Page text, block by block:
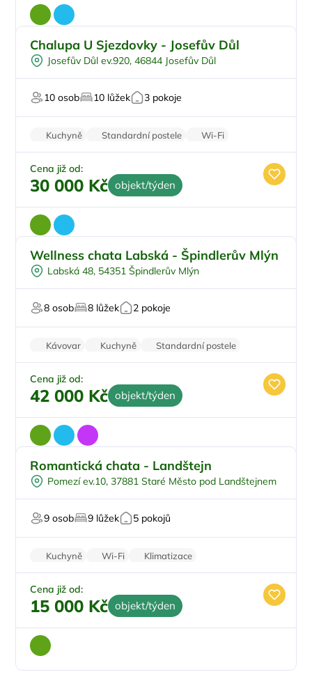
Pro cyklisty
U sjezdovky
Chalupa U Sjezdovky - Josefův Důl
Josefův Důl ev.920, 46844 Josefův Důl
10 osob 10 lůžek 3 pokoje
Kuchyně Standardní postele
Wi-Fi
Koupelna
Parkování zdarma
Cena již od:
30 000 Kč objekt/týden
Vnitřní bazén
Sauna
U lyžařského střediska
Wellness chata Labská - Špindlerův Mlýn
Labská 48, 54351 Špindlerův Mlýn
8 osob 8 lůžek 2 pokoje
Kávovar Kuchyně
Standardní postele
Wi-Fi
Pračka
Cena již od:
42 000 Kč objekt/týden
Na samotě
Pro milovníky přírody
Romantická chata - Landštejn
Pomezí ev.10, 37881 Staré Město pod Landštejnem
9 osob 9 lůžek 5 pokojů
Kuchyně Wi-Fi
Klimatizace
Zvířata povolena
Pračka
Cena již od:
15 000 Kč objekt/týden